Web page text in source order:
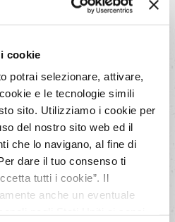
cookie
potrai selezionare, attivare,
e le tecnologie simili
sito. Utilizziamo i cookie per
del nostro sito web ed il
che lo navigano, al fine di
dare il tuo consenso ti
tutti i cookie”. Il
anche un eventuale
pasta sul fondo
di uno